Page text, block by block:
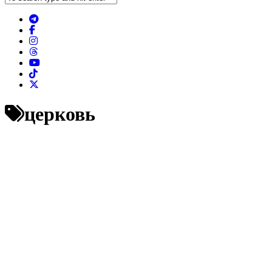
церковь